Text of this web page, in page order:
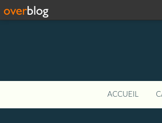
ACCUEIL